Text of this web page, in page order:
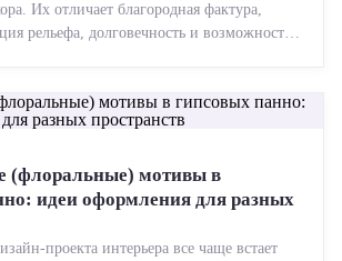
Их отличает благородная фактура,
рельефа, долговечность и возможность
(флоральные) мотивы в
идеи оформления для разных
проекта интерьера все чаще встает